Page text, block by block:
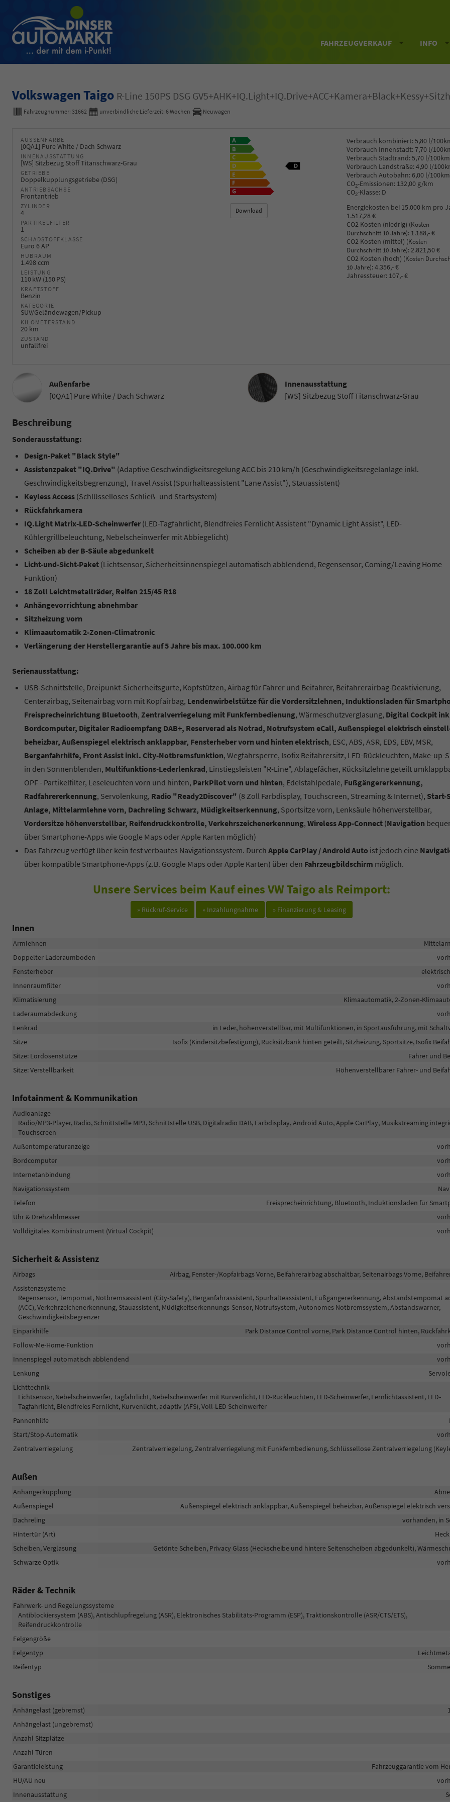
FAHRZEUGVERKAUF INFO
Volkswagen Taigo R-Line 150PS DSG
Fahrzeugnummer: 31662 unverbindliche Lieferzeit: 6 Wochen Neuwagen
AUSSENFARBE
[0QA1] Pure White / Dach Schwarz
INNENAUSSTATTUNG
[WS] Sitzbezug Stoff Titanschwarz-Grau
GETRIEBE
Doppelkupplungsgetriebe (DSG)
ANTRIEBSACHSE
Frontantrieb
ZYLINDER
4
PARTIKELFILTER
1
SCHADSTOFFKLASSE
Euro 6 AP
HUBRAUM
1.498 ccm
LEISTUNG
110 kW (150 PS)
KRAFTSTOFF
Benzin
KATEGORIE
SUV/Geländewagen/Pickup
KILOMETERSTAND
20 km
ZUSTAND
unfallfrei
Verbrauch kombiniert:5,80 l/
Verbrauch Innenstadt:7,70 l/
Verbrauch Stadtrand:5,70 l/100km
Verbrauch Landstraße:4,90 l/
Verbrauch Autobahn:6,00 l/100km
CO2-Emissionen: 132,00 g/km
CO2-Klasse: D
Download
Energiekosten bei 15.000 km pro
1.517,28 €
CO2 Kosten (niedrig) (Kosten
Durchschnitt 10 Jahre): 1.188,- €
CO2 Kosten (mittel) (Kosten
Durchschnitt 10 Jahre): 2.821,50 €
CO2 Kosten (hoch) (Kosten
10 Jahre):4.356,- €
Jahressteuer: 107,- €
Außenfarbe
[0QA1] Pure White / Dach Schwarz
InnenausstattungInnenausstattung
[WS] Sitzbezug Stoff Titanschwarz-Grau
Beschreibung
Sonderausstattung:
Design-Paket "Black Style"
Assistenzpaket "IQ.Drive" (Adaptive Geschwindigkeitsregelung ACC bis 210 km/h (Geschwindigkeitsregelanlage inkl.
Geschwindigkeitsbegrenzung), Travel Assist (Spurhalteassistent "Lane Assist"), Stauassistent)
Keyless Access (Schlüsselloses Schließ- und Startsystem)
Rückfahrkamera
IQ.Light Matrix-LED-Scheinwerfer (LED-Tagfahrlicht, Blendfreies Fernlicht Assistent "Dynamic Light Assist", LED-
Kühlergrillbeleuchtung, Nebelscheinwerfer mit Abbiegelicht)
Scheiben ab der B-Säule abgedunkelt
Licht-und-Sicht-Paket (Lichtsensor, Sicherheitsinnenspiegel automatisch abblendend, Regensensor, Coming/Leaving Home
Funktion)
18 Zoll Leichtmetallräder, Reifen 215/45 R18
Anhängevorrichtung abnehmbar
Sitzheizung vorn
Klimaautomatik 2-Zonen-Climatronic
Verlängerung der Herstellergarantie auf 5 Jahre bis max. 100.000 km
Serienausstattung:
USB-Schnittstelle, Dreipunkt-Sicherheitsgurte, Kopfstützen, Airbag für Fahrer und Beifahrer, Beifahrerairbag-Deaktivierung,
Centerairbag, Seitenairbag vorn mit Kopfairbag, Lendenwirbelstütze für die Vordersitzlehnen, Induktionsladen für
Freisprecheinrichtung Bluetooth, Zentralverriegelung mit Funkfernbedienung, Wärmeschutzverglasung, Digital Cockpit
Bordcomputer, Digitaler Radioempfang DAB+, Reserverad als Notrad, Notrufsystem eCall, Außenspiegel elektrisch
beheizbar, Außenspiegel elektrisch anklappbar, Fensterheber vorn und hinten elektrisch, ESC, ABS, ASR, EDS, EBV, MSR,
Berganfahrhilfe, Front Assist inkl. City-Notbremsfunktion, Wegfahrsperre, Isofix Beifahrersitz, LED-Rückleuchten, Make-up-
in den Sonnenblenden, Multifunktions-Lederlenkrad, Einstiegsleisten "R-Line", Ablagefächer, Rücksitzlehne geteilt
OPF - Partikelfilter, Leseleuchten vorn und hinten, ParkPilot vorn und hinten, Edelstahlpedale, Fußgängererkennung,
Radfahrererkennung, Servolenkung, Radio "Ready2Discover" (8 Zoll Farbdisplay, Touchscreen, Streaming & Internet), Start-
Anlage, Mittelarmlehne vorn, Dachreling Schwarz, Müdigkeitserkennung, Sportsitze vorn, Lenksäule höhenverstellbar,
Vordersitze höhenverstellbar, Reifendruckkontrolle, Verkehrszeichenerkennung, Wireless App-Connect (Navigation
über Smartphone-Apps wie Google Maps oder Apple Karten möglich)
Das Fahrzeug verfügt über kein fest verbautes Navigationssystem. Durch Apple CarPlay / Android Auto ist jedoch eine
über kompatible Smartphone-Apps (z.B. Google Maps oder Apple Karten) über den Fahrzeugbildschirm möglich.
Unsere Services beim Kauf eines VW Taigo als Reimport:
» Rückruf-Service » Inzahlungnahme » Finanzierung & Leasing
Innen
Armlehnen
Doppelter Laderaumboden
Fensterheber
Innenraumfilter
Klimatisierung
Klimaautomatik, 2-Zonen-
Laderaumabdeckung
Lenkrad
in Leder, höhenverstellbar, mit Multifunktionen, in Sportausführung, mit
Sitze
Isofix (Kindersitzbefestigung), Rücksitzbank hinten geteilt, Sitzheizung, Sportsitze, Isofix
Sitze: Lordosenstütze
Fahrer und
Sitze: Verstellbarkeit
Höhenverstellbarer Fahrer- und
Infotainment & Kommunikation
Audioanlage
Radio/MP3-Player, Radio, Schnittstelle MP3, Schnittstelle USB, Digitalradio DAB, Farbdisplay, Android Auto, Apple CarPlay, Musikstreaming
Touchscreen
Außentemperaturanzeige
Bordcomputer
Internetanbindung
Navigationssystem
Telefon
Freisprecheinrichtung, Bluetooth, Induktionsladen für
Uhr & Drehzahlmesser
Volldigitales Kombiinstrument (Virtual Cockpit)
Sicherheit & Assistenz
Airbags
Airbag, Fenster-/Kopfairbags Vorne, Beifahrerairbag abschaltbar, Seitenairbags Vorne,
Assistenzsysteme
Regensensor, Tempomat, Notbremsassistent (City-Safety), Berganfahrassistent, Spurhalteassistent, Fußgängererkennung, Abstandstempomat
(ACC), Verkehrzeichenerkennung, Stauassistent, Müdigkeitserkennungs-Sensor, Notrufsystem, Autonomes Notbremssystem, Abstandswarner,
Geschwindigkeitsbegrenzer
Einparkhilfe
Park Distance Control vorne, Park Distance Control hinten,
Follow-Me-Home-Funktion
Innenspiegel automatisch abblendend
Lenkung
Lichttechnik
Lichtsensor, Nebelscheinwerfer, Tagfahrlicht, Nebelscheinwerfer mit Kurvenlicht, LED-Rückleuchten, LED-Scheinwerfer, Fernlichtassistent, LED-
Tagfahrlicht, Blendfreies Fernlicht, Kurvenlicht, adaptiv (AFS), Voll-LED Scheinwerfer
Pannenhilfe
Start/Stop-Automatik
Zentralverriegelung
Zentralverriegelung, Zentralverriegelung mit Funkfernbedienung, Schlüssellose Zentralverriegelung
Außen
Anhängerkupplung
Außenspiegel
Außenspiegel elektrisch anklappbar, Außenspiegel beheizbar, Außenspiegel elektrisch
Dachreling
vorhanden, in
Hintertür (Art)
Scheiben, Verglasung
Getönte Scheiben, Privacy Glass (Heckscheibe und hintere Seitenscheiben abgedunkelt),
Schwarze Optik
Räder & Technik
Fahrwerk- und Regelungssysteme
Antiblockiersystem (ABS), Antischlupfregelung (ASR), Elektronisches Stabilitäts-Programm (ESP), Traktionskontrolle (ASR/CTS/ETS),
Reifendruckkontrolle
Felgengröße
Felgentyp
Reifentyp
Sonstiges
Anhängelast (gebremst)
Anhängelast (ungebremst)
Anzahl Sitzplätze
Anzahl Türen
Garantieleistung
Fahrzeuggarantie vom
HU/AU neu
Innenausstattung